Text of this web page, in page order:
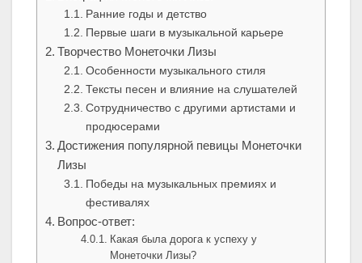
Ранние годы и детство
Первые шаги в музыкальной карьере
Творчество Монеточки Лизы
Особенности музыкального стиля
Тексты песен и влияние на слушателей
Сотрудничество с другими артистами и
продюсерами
Достижения популярной певицы Монеточки
Лизы
Победы на музыкальных премиях и
фестивалях
Вопрос-ответ:
Какая была дорога к успеху у
Монеточки Лизы?